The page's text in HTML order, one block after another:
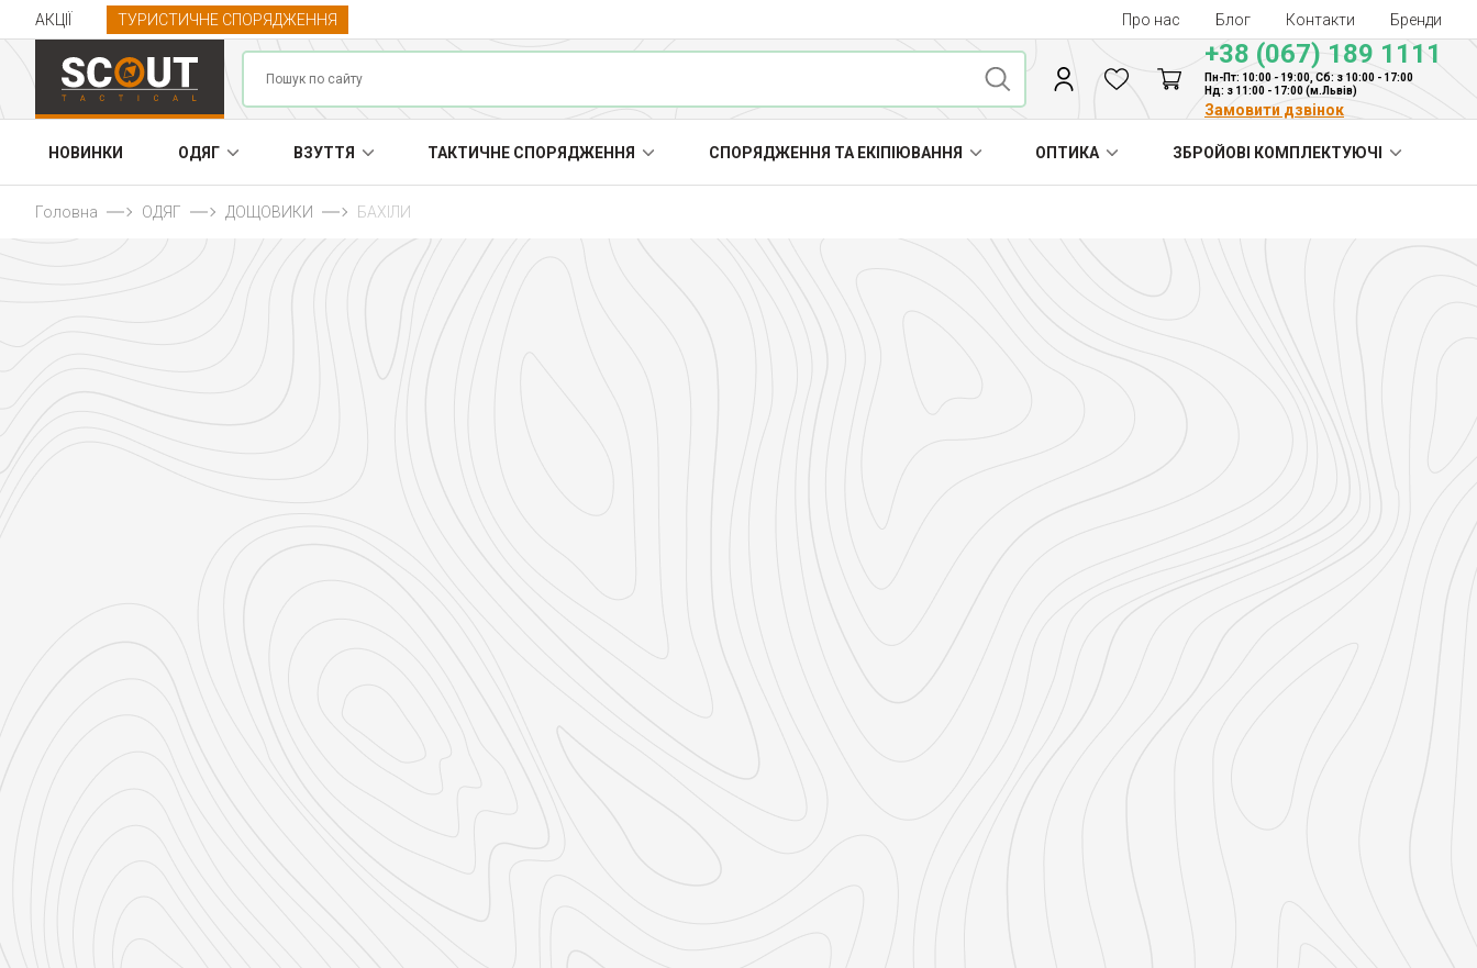
АКЦІЇ ТУРИСТИЧНЕ СПОРЯДЖЕННЯ Про нас Блог Контакти Бренди
+38 (067) 189 1111
Пн-Пт: 10:00 - 19:00, Сб: з 10:00 - 17:00
Нд: з 11:00 - 17:00 (м.Львів)
Замовити дзвінок
НОВИНКИ ОДЯГ ВЗУТТЯ ТАКТИЧНЕ СПОРЯДЖЕННЯ СПОРЯДЖЕННЯ ТА ЕКІПІЮВАННЯ ОПТИКА ЗБРОЙОВІ КОМПЛЕКТУЮЧІ
Головна ОДЯГ ДОЩОВИКИ БАХІЛИ